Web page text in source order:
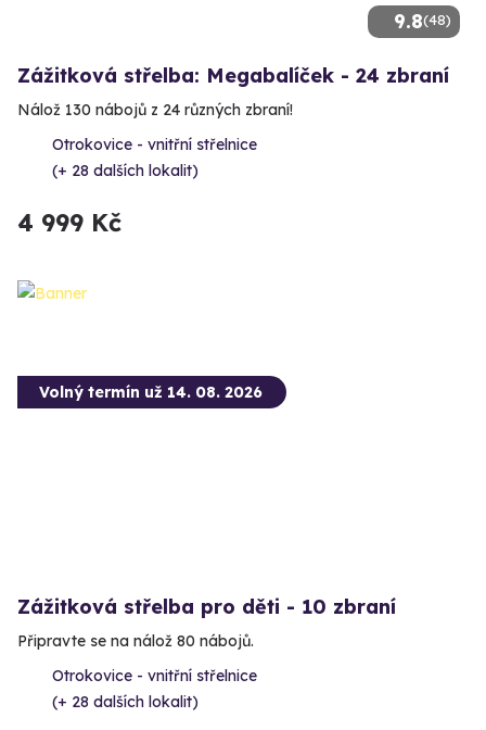
9.8(48)
Zážitková střelba: Megabalíček - 24 zbraní
Nálož 130 nábojů z 24 různých zbraní!
Otrokovice - vnitřní střelnice
(+ 28 dalších lokalit)
4 999 Kč
Volný termín už 14. 08. 2026
Zážitková střelba pro děti - 10 zbraní
Připravte se na nálož 80 nábojů.
Otrokovice - vnitřní střelnice
(+ 28 dalších lokalit)